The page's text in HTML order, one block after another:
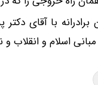
برادرانه با آقای
اسلام و انقلاب